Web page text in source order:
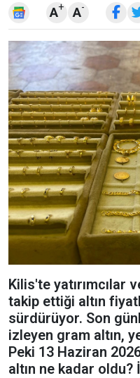
A+ A-
Kilis'te yatırımcılar
takip ettiği altın
sürdürüyor. Son
izleyen gram altın,
Peki 13 Haziran
altın ne kadar oldu?